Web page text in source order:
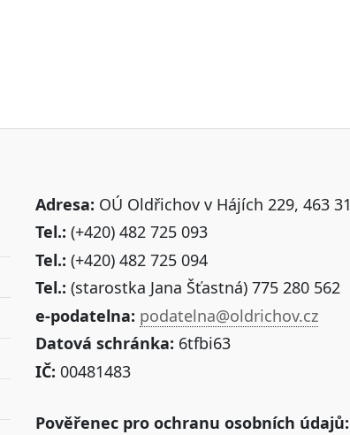
Adresa: OÚ Oldřichov v Hájích 229, 463 31
Tel.: (+420) 482 725 093
Tel.: (+420) 482 725 094
Tel.: (starostka Jana Šťastná) 775 280 562
e-podatelna: podatelna@oldrichov.cz
Datová schránka: 6tfbi63
IČ: 00481483
Pověřenec pro ochranu osobních údajů: